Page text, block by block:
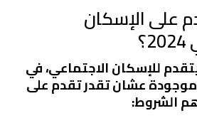
على الإسكان
للإسكان الاجتماعي، في
عشان تقدر تقدم على
الشروط: